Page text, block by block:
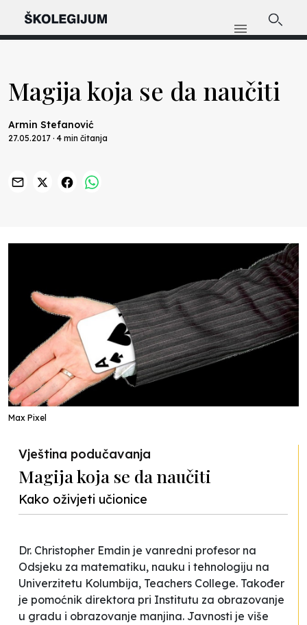
Magija koja se da naučiti
Armin Stefanović
27.05.2017 · 4 min čitanja
Max Pixel
Vještina podučavanja
Magija koja se da naučiti
Kako oživjeti učionice
Dr. Christopher Emdin je vanredni profesor na
Odsjeku za matematiku, nauku i tehnologiju na
Univerzitetu Kolumbija, Teachers College. Također
je pomoćnik direktora pri Institutu za obrazovanje
u gradu i obrazovanje manjina. Javnosti je više